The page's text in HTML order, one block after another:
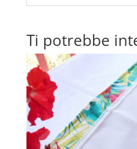
Ti potrebbe